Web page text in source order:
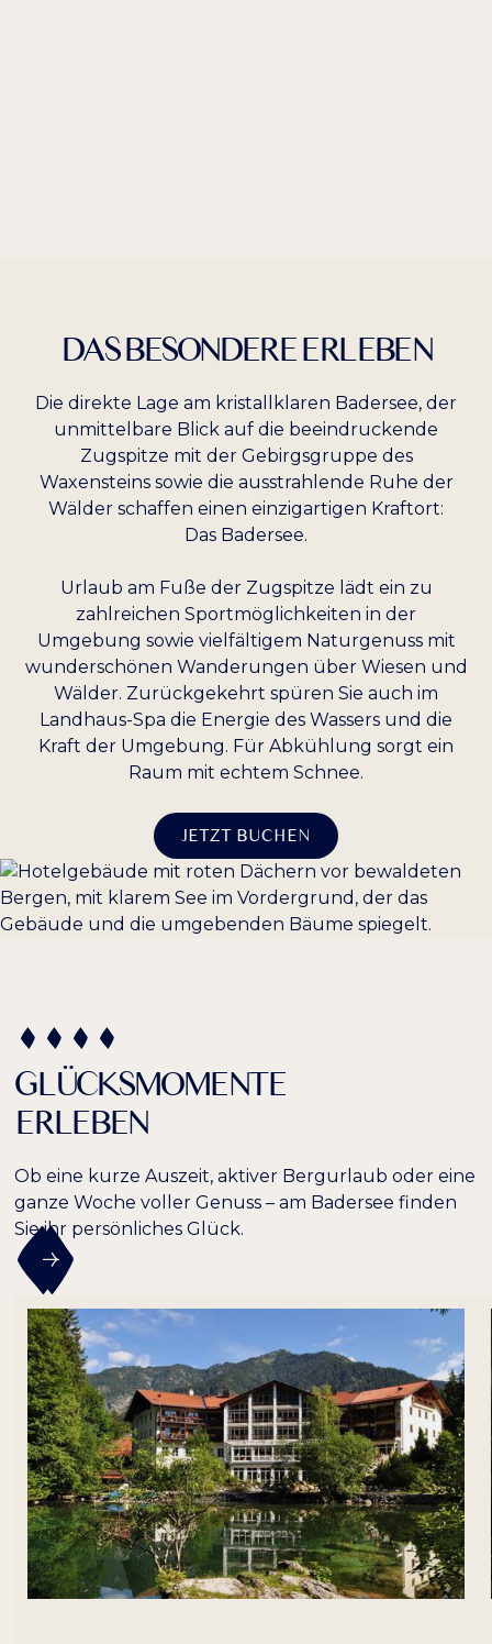
Farben umkehren Monochrom
Niedrige Sättigung
Links hervorheben H1
Überschriften
hervorheben
Bildschirmleser Lesemodus
Schriftgröße 100% − +
DAS BESONDERE ERLEBEN
Die direkte Lage am kristallklaren Badersee, der
unmittelbare Blick auf die beeindruckende
Zugspitze mit der Gebirgsgruppe des
Waxensteins sowie die ausstrahlende Ruhe der
Wälder schaffen einen einzigartigen Kraftort:
Das Badersee.
Urlaub am Fuße der Zugspitze lädt ein zu
zahlreichen Sportmöglichkeiten in der
Umgebung sowie vielfältigem Naturgenuss mit
wunderschönen Wanderungen über Wiesen und
Wälder. Zurückgekehrt spüren Sie auch im
Landhaus-Spa die Energie des Wassers und die
Kraft der Umgebung. Für Abkühlung sorgt ein
Raum mit echtem Schnee.
JETZT BUCHEN
GLÜCKSMOMENTE
ERLEBEN
Ob eine kurze Auszeit, aktiver Bergurlaub oder eine
ganze Woche voller Genuss – am Badersee finden
Sie ihr persönliches Glück.